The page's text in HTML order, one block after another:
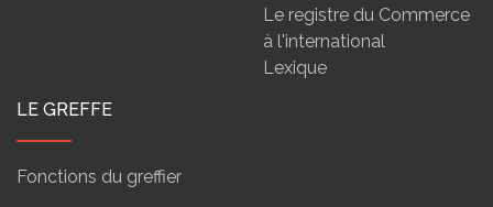
Le registre du Commerce
à l'international
Lexique
LE GREFFE
Fonctions du greffier